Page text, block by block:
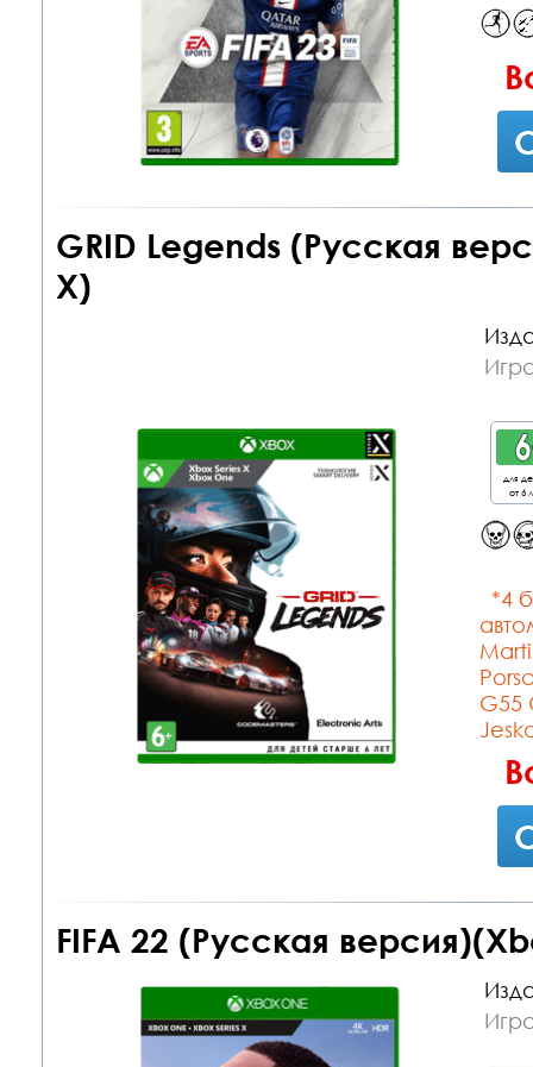
GRID Legends (Русская
X)
для
от 6
*4
G55
FIFA 22 (Русская